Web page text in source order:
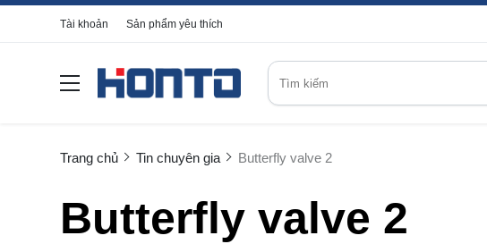
Tài khoản Sản phẩm yêu thích
Trang chủ Tin chuyên gia Butterfly valve 2
Butterfly valve 2